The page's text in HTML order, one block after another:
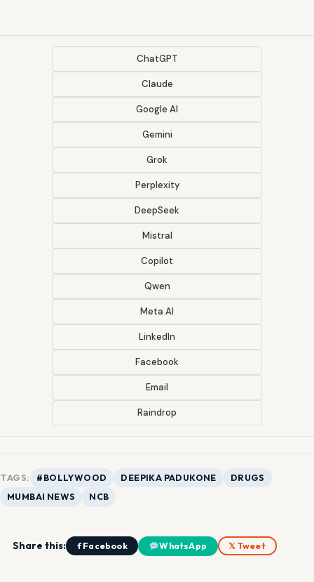
ChatGPT
Claude
Google AI
Gemini
Grok
Perplexity
DeepSeek
Mistral
Copilot
Qwen
Meta AI
LinkedIn
Facebook
Email
Raindrop
TAGS: #BOLLYWOOD DEEPIKA PADUKONE
DRUGS
MUMBAI NEWS
NCB
Share this: f Facebook WhatsApp 𝕏 Tweet